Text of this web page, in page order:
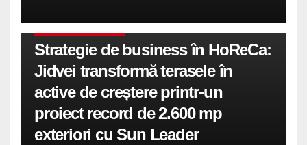
Strategie de business în HoReCa:
Jidvei transformă terasele în
active de creștere printr-un
proiect record de 2.600 mp
exteriori cu Sun Leader